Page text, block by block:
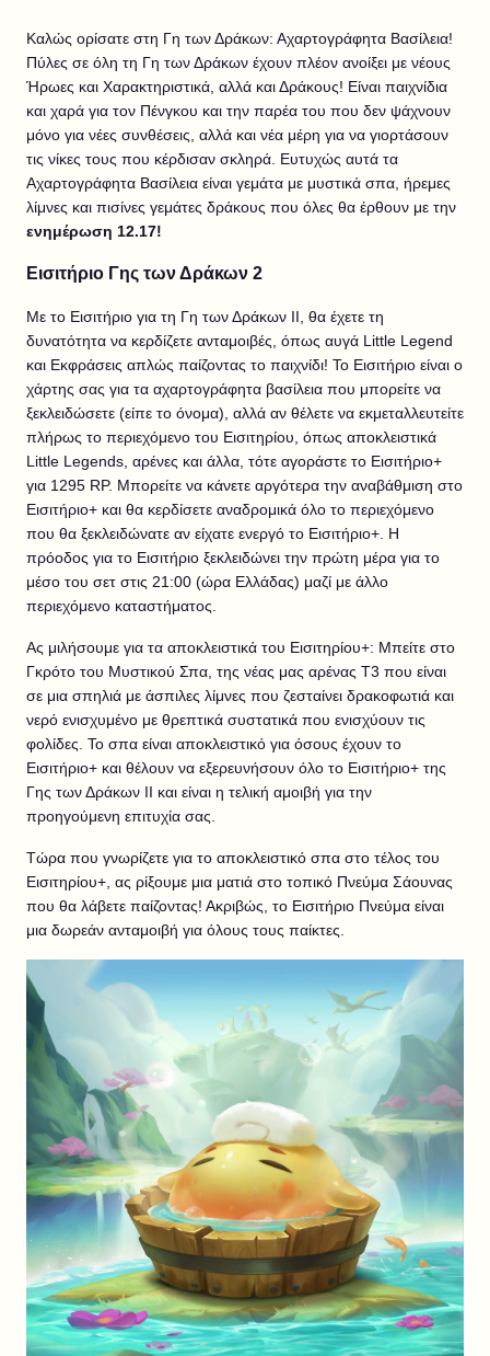
Καλώς ορίσατε στη Γη των Δράκων: Αχαρτογράφητα Βασίλεια!
Πύλες σε όλη τη Γη των Δράκων έχουν πλέον ανοίξει με νέους
Ήρωες και Χαρακτηριστικά, αλλά και Δράκους! Είναι παιχνίδια
και χαρά για τον Πένγκου και την παρέα του που δεν ψάχνουν
μόνο για νέες συνθέσεις, αλλά και νέα μέρη για να γιορτάσουν
τις νίκες τους που κέρδισαν σκληρά. Ευτυχώς αυτά τα
Αχαρτογράφητα Βασίλεια είναι γεμάτα με μυστικά σπα, ήρεμες
λίμνες και πισίνες γεμάτες δράκους που όλες θα έρθουν με την
ενημέρωση 12.17!
Εισιτήριο Γης των Δράκων 2
Με το Εισιτήριο για τη Γη των Δράκων II, θα έχετε τη
δυνατότητα να κερδίζετε ανταμοιβές, όπως αυγά Little Legend
και Εκφράσεις απλώς παίζοντας το παιχνίδι! Το Εισιτήριο είναι ο
χάρτης σας για τα αχαρτογράφητα βασίλεια που μπορείτε να
ξεκλειδώσετε (είπε το όνομα), αλλά αν θέλετε να εκμεταλλευτείτε
πλήρως το περιεχόμενο του Εισιτηρίου, όπως αποκλειστικά
Little Legends, αρένες και άλλα, τότε αγοράστε το Εισιτήριο+
για 1295 RP. Μπορείτε να κάνετε αργότερα την αναβάθμιση στο
Εισιτήριο+ και θα κερδίσετε αναδρομικά όλο το περιεχόμενο
που θα ξεκλειδώνατε αν είχατε ενεργό το Εισιτήριο+. Η
πρόοδος για το Εισιτήριο ξεκλειδώνει την πρώτη μέρα για το
μέσο του σετ στις 21:00 (ώρα Ελλάδας) μαζί με άλλο
περιεχόμενο καταστήματος.
Ας μιλήσουμε για τα αποκλειστικά του Εισιτηρίου+: Μπείτε στο
Γκρότο του Μυστικού Σπα, της νέας μας αρένας Τ3 που είναι
σε μια σπηλιά με άσπιλες λίμνες που ζεσταίνει δρακοφωτιά και
νερό ενισχυμένο με θρεπτικά συστατικά που ενισχύουν τις
φολίδες. Το σπα είναι αποκλειστικό για όσους έχουν το
Εισιτήριο+ και θέλουν να εξερευνήσουν όλο το Εισιτήριο+ της
Γης των Δράκων II και είναι η τελική αμοιβή για την
προηγούμενη επιτυχία σας.
Τώρα που γνωρίζετε για το αποκλειστικό σπα στο τέλος του
Εισιτηρίου+, ας ρίξουμε μια ματιά στο τοπικό Πνεύμα Σάουνας
που θα λάβετε παίζοντας! Ακριβώς, το Εισιτήριο Πνεύμα είναι
μια δωρεάν ανταμοιβή για όλους τους παίκτες.